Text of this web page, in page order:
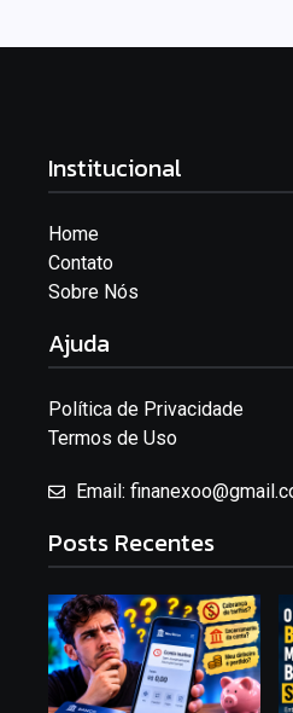
Institucional
Home
Contato
Sobre Nós
Ajuda
Política de Privacidade
Termos de Uso
Email:
Posts Recentes